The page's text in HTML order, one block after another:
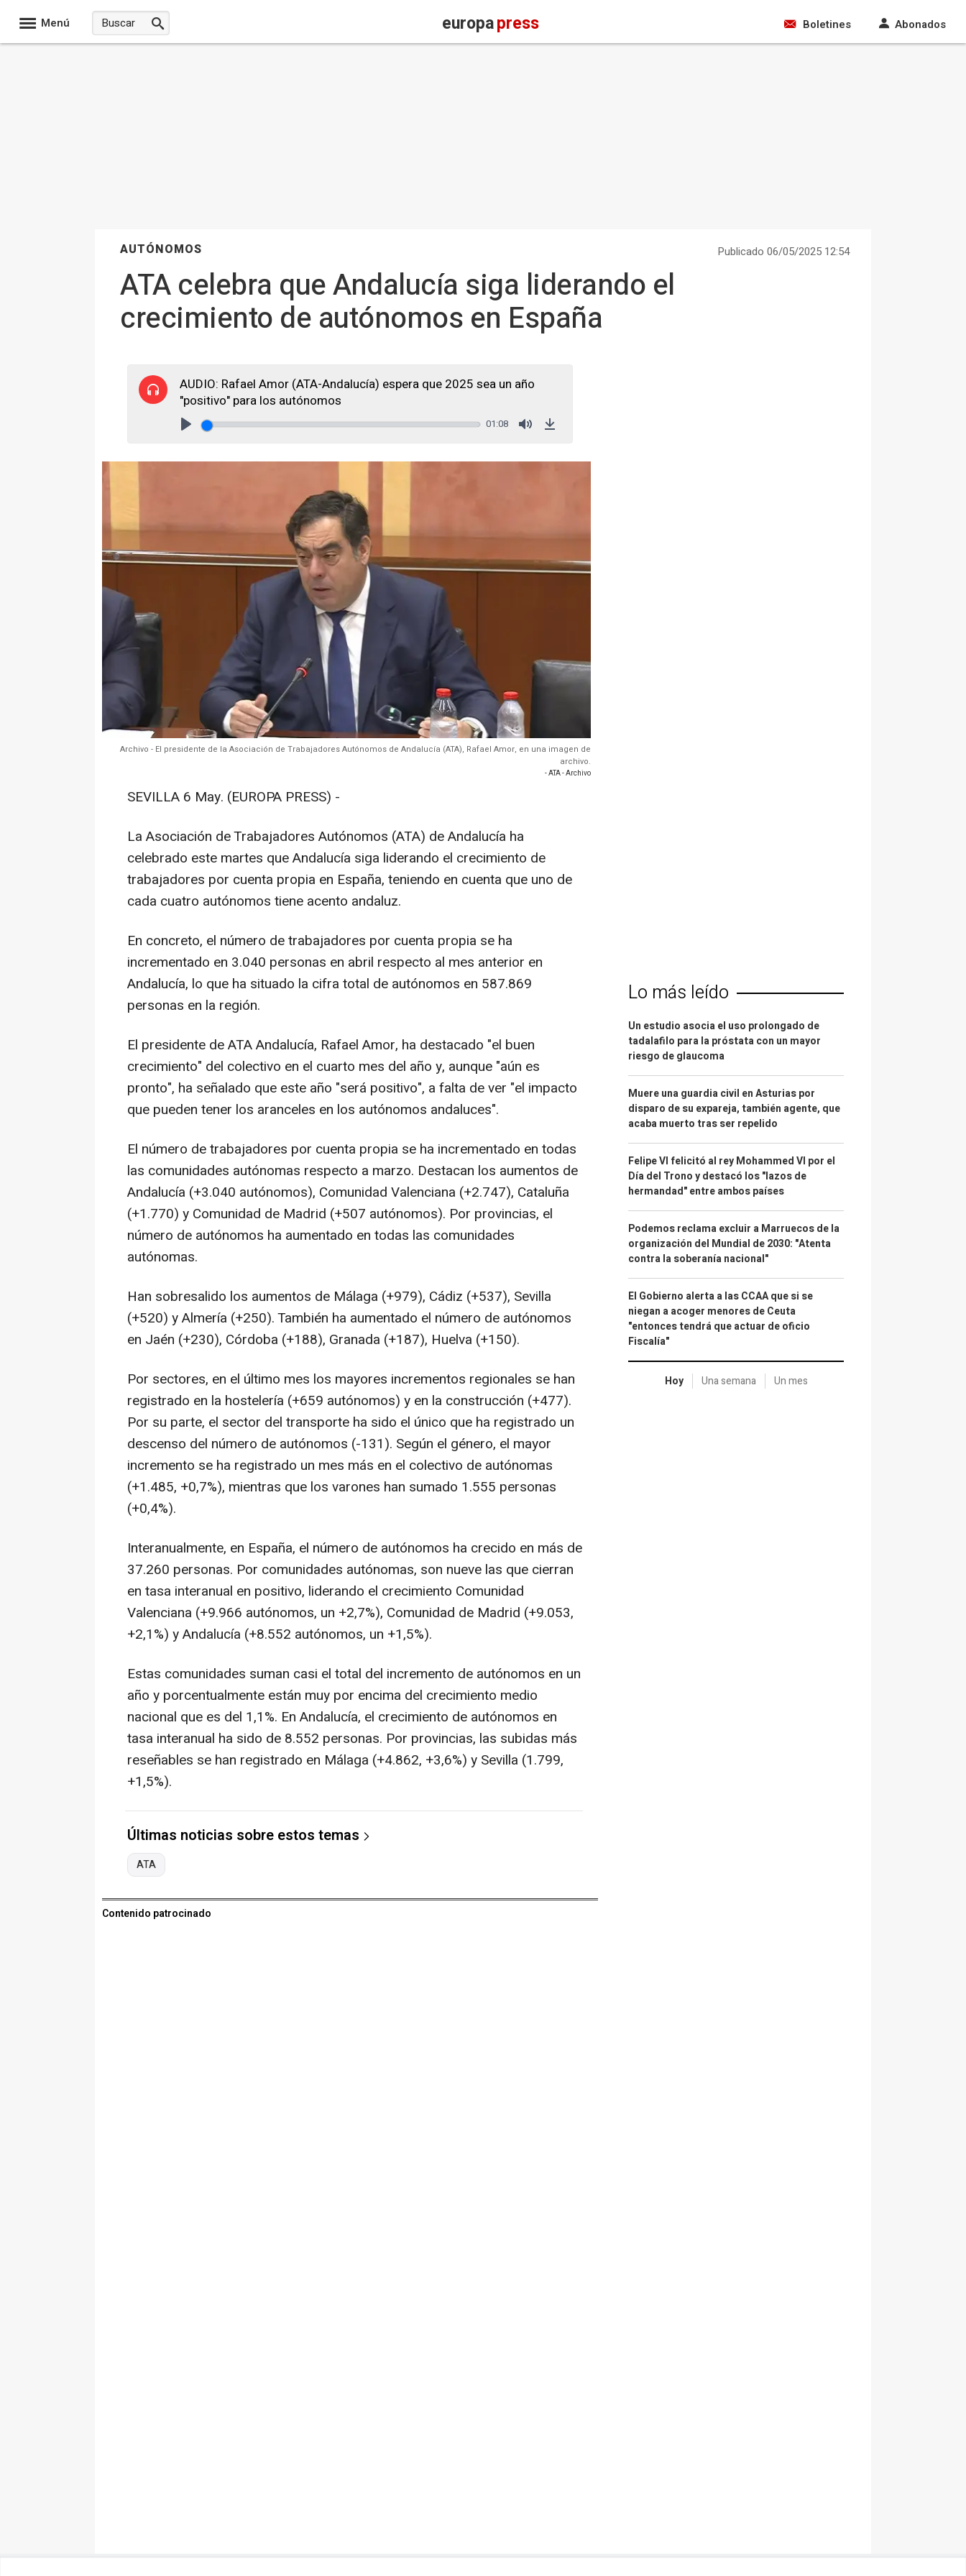
Menú europapress Boletines Abonados
AUTÓNOMOS Publicado 06/05/2025 12:54
ATA celebra que Andalucía siga liderando el
crecimiento de autónomos en España
AUDIO: Rafael Amor (ATA-Andalucía) espera que 2025 sea un año
"positivo" para los autónomos
01:08
Archivo - El presidente de la Asociación de Trabajadores Autónomos de Andalucía (ATA), Rafael Amor, en una imagen de
archivo.
- ATA - Archivo
SEVILLA 6 May. (EUROPA PRESS) -
La Asociación de Trabajadores Autónomos (ATA) de Andalucía ha
celebrado este martes que Andalucía siga liderando el crecimiento de
trabajadores por cuenta propia en España, teniendo en cuenta que uno de
cada cuatro autónomos tiene acento andaluz.
En concreto, el número de trabajadores por cuenta propia se ha
incrementado en 3.040 personas en abril respecto al mes anterior en
Andalucía, lo que ha situado la cifra total de autónomos en 587.869
personas en la región.
El presidente de ATA Andalucía, Rafael Amor, ha destacado "el buen
crecimiento" del colectivo en el cuarto mes del año y, aunque "aún es
pronto", ha señalado que este año "será positivo", a falta de ver "el impacto
que pueden tener los aranceles en los autónomos andaluces".
El número de trabajadores por cuenta propia se ha incrementado en todas
las comunidades autónomas respecto a marzo. Destacan los aumentos de
Andalucía (+3.040 autónomos), Comunidad Valenciana (+2.747), Cataluña
(+1.770) y Comunidad de Madrid (+507 autónomos). Por provincias, el
número de autónomos ha aumentado en todas las comunidades
autónomas.
Han sobresalido los aumentos de Málaga (+979), Cádiz (+537), Sevilla
(+520) y Almería (+250). También ha aumentado el número de autónomos
en Jaén (+230), Córdoba (+188), Granada (+187), Huelva (+150).
Por sectores, en el último mes los mayores incrementos regionales se han
registrado en la hostelería (+659 autónomos) y en la construcción (+477).
Por su parte, el sector del transporte ha sido el único que ha registrado un
descenso del número de autónomos (-131). Según el género, el mayor
incremento se ha registrado un mes más en el colectivo de autónomas
(+1.485, +0,7%), mientras que los varones han sumado 1.555 personas
(+0,4%).
Interanualmente, en España, el número de autónomos ha crecido en más de
37.260 personas. Por comunidades autónomas, son nueve las que cierran
en tasa interanual en positivo, liderando el crecimiento Comunidad
Valenciana (+9.966 autónomos, un +2,7%), Comunidad de Madrid (+9.053,
+2,1%) y Andalucía (+8.552 autónomos, un +1,5%).
Estas comunidades suman casi el total del incremento de autónomos en un
año y porcentualmente están muy por encima del crecimiento medio
nacional que es del 1,1%. En Andalucía, el crecimiento de autónomos en
tasa interanual ha sido de 8.552 personas. Por provincias, las subidas más
reseñables se han registrado en Málaga (+4.862, +3,6%) y Sevilla (1.799,
+1,5%).
Últimas noticias sobre estos temas
ATA
Contenido patrocinado
Lo más leído
Un estudio asocia el uso prolongado de
tadalafilo para la próstata con un mayor
riesgo de glaucoma
Muere una guardia civil en Asturias por
disparo de su expareja, también agente, que
acaba muerto tras ser repelido
Felipe VI felicitó al rey Mohammed VI por el
Día del Trono y destacó los "lazos de
hermandad" entre ambos países
Podemos reclama excluir a Marruecos de la
organización del Mundial de 2030: "Atenta
contra la soberanía nacional"
El Gobierno alerta a las CCAA que si se
niegan a acoger menores de Ceuta
"entonces tendrá que actuar de oficio
Fiscalía"
Hoy Una semana Un mes